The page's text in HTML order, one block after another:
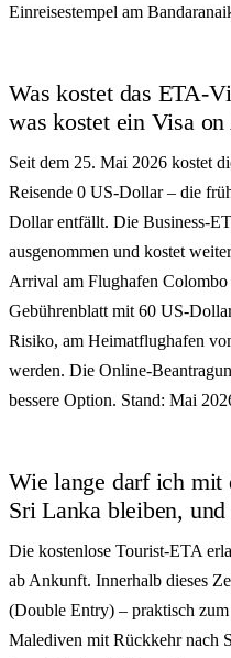
Einreisestempel am
Was kostet das ETA-
was kostet ein Visa
Seit dem 25. Mai 2026 kostet
Reisende 0 US-Dollar – die
Dollar entfällt. Die Business-
ausgenommen und kostet
Arrival am Flughafen
Gebührenblatt mit 60 US-
Risiko, am Heimatflughafen
werden. Die Online-
bessere Option. Stand: Mai
Wie lange darf ich mit
Sri Lanka bleiben,
Die kostenlose Tourist-ETA
ab Ankunft. Innerhalb dieses
(Double Entry) – praktisch
Malediven mit Rückkehr nach